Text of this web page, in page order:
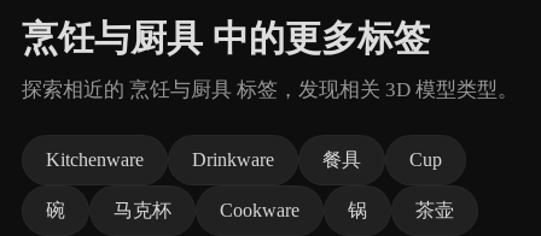
烹饪与厨具 中的更多标签
探索相近的 烹饪与厨具 标签，发现相关 3D 模型类型。
Kitchenware Drinkware 餐具 Cup
碗 马克杯 Cookware 锅 茶壶